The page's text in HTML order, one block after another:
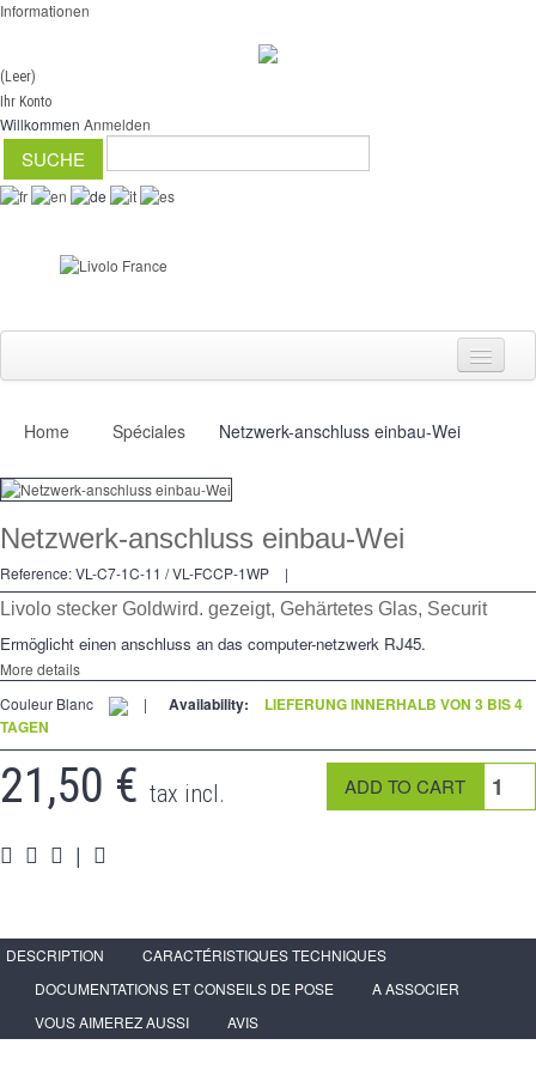
Informationen
(Leer)
Ihr Konto
Willkommen Anmelden
Schalter
Dimmer
Kreuzschalters
Spéciales
Zubehör
Pièces
Medien
Home Spéciales Netzwerk-anschluss einbau-Wei
Netzwerk-anschluss einbau-Wei
Reference:VL-C7-1C-11 / VL-FCCP-1WP
|
Livolo stecker Goldwird. gezeigt, Gehärtetes Glas, Securit
Ermöglicht einen anschluss an das computer-netzwerk RJ45.
More details
Couleur Blanc
| Availability:
LIEFERUNG INNERHALB VON 3 BIS 4
TAGEN
21,50 € tax incl.
|
DESCRIPTION
CARACTÉRISTIQUES TECHNIQUES
DOCUMENTATIONS ET CONSEILS DE POSE
A ASSOCIER
VOUS AIMEREZ AUSSI
AVIS